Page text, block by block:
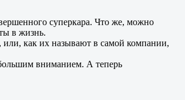
суперкара. Что же, можно
в жизнь.
или, как их называют в самой компании,
вниманием. А теперь